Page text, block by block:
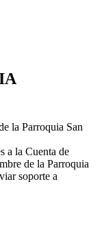
la Parroquia San
a la Cuenta de
de la Parroquia
soporte a